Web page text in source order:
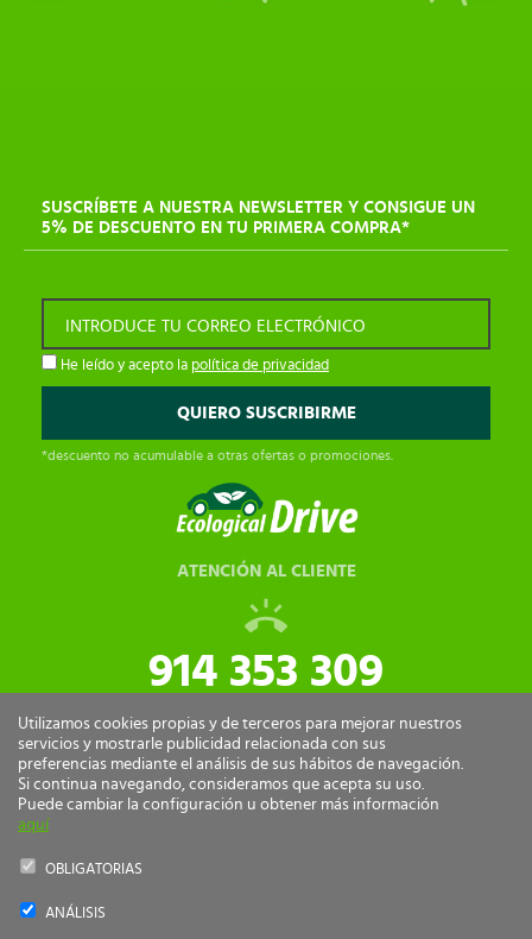
SUSCRÍBETE A NUESTRA NEWSLETTER Y CONSIGUE UN
5% DE DESCUENTO EN TU PRIMERA COMPRA*
INTRODUCE TU CORREO ELECTRÓNICO
He leído y acepto la política de privacidad
*descuento no acumulable a otras ofertas o promociones.
ATENCIÓN AL CLIENTE
914 353 309
tiendaonline@ecologicaldrive.com
Utilizamos cookies propias y de terceros para mejorar nuestros
servicios y mostrarle publicidad relacionada con sus
preferencias mediante el análisis de sus hábitos de navegación.
Si continua navegando, consideramos que acepta su uso.
Puede cambiar la configuración u obtener más información
aquí
OBLIGATORIAS
ANÁLISIS